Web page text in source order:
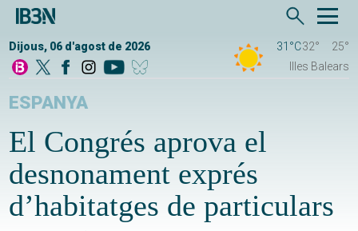
Dijous, 06 d'agost de 2026 31°C32°
25°
Illes Balears
ESPANYA
El Congrés aprova el
desnonament exprés
d’habitatges de particulars